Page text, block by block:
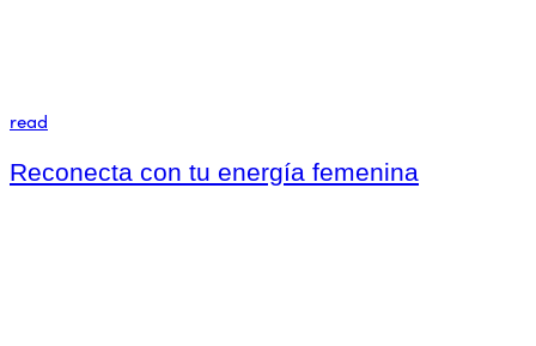
read
Reconecta con tu energía femenina